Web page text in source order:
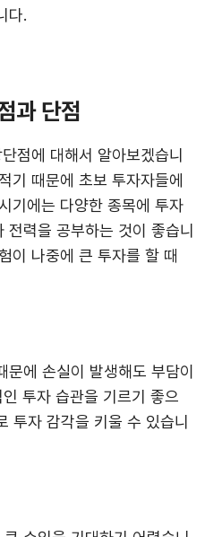
다.
과 단점
점에 대해서 알아보겠습니
기 때문에 초보 투자자들에
기에는 다양한 종목에 투자
력을 공부하는 것이 좋습니
이 나중에 큰 투자를 할 때
에 손실이 발생해도 부담이
투자 습관을 기르기 좋으
투자 감각을 키울 수 있습니